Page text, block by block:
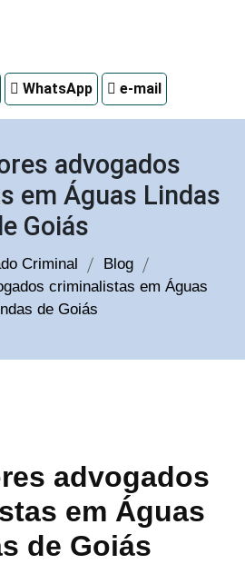
WhatsApp e-mail
advogados
em Águas Lindas
Goiás
Criminal
Blog
criminalistas em Águas
de Goiás
advogados
em Águas
de Goiás